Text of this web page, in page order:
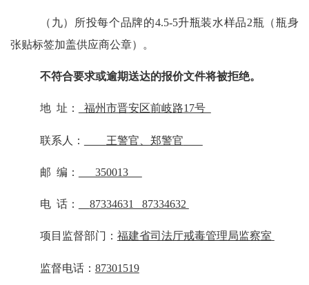
（九） 所投每个品牌的4.5-5升瓶装水样品2瓶（瓶身
张贴标签加盖供应商公章）。
不符合要求或逾期送达的报价文件将被拒绝。
地址： 福州市晋安区前岐路17号
联系人： 王警官 、郑警官
邮 编： 350013
电话： 87334631 87334632
项目监督部门： 福建省司法厅戒毒管理局监察室
监督电话： 87301519